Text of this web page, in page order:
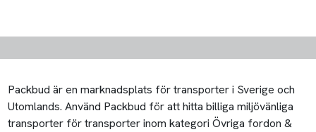
Packbud är en marknadsplats för transporter i Sverige och
Utomlands. Använd Packbud för att hitta billiga miljövänliga
transporter för transporter inom kategori Övriga fordon &